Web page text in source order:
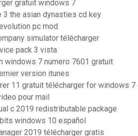
gratuit windows 7
3 the asian dynasties cd key
pc mod
simulator télécharger
pack 3 vista
windows 7 numero 7601 gratuit
version itunes
11 gratuit télécharger for windows 7
pour mail
c 2019 redistributable package
windows 10 español
2019 télécharger gratis